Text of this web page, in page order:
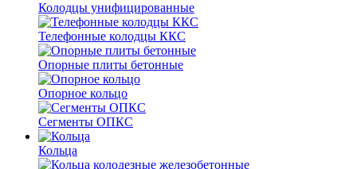
Колодцы унифицированные
Телефонные колодцы ККС
Опорные плиты бетонные
Опорное кольцо
Сегменты ОПКС
Кольца